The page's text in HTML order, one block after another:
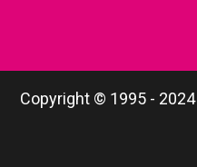
Copyright © 1995 - 2024